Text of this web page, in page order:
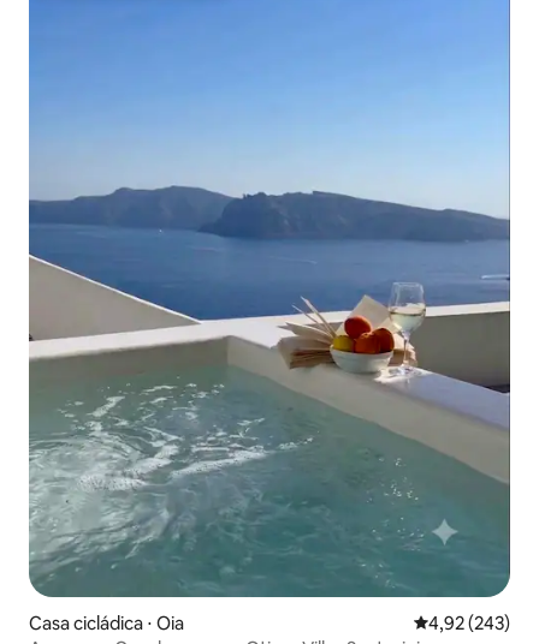
Casa cicládica ⋅ Oia 4,92 de uma
4,92 (243)